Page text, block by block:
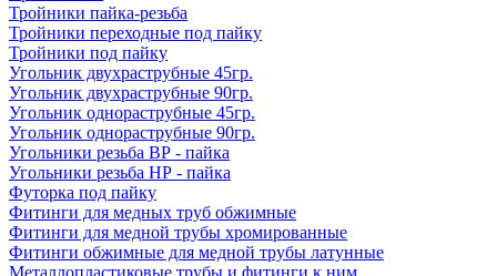
Тройники пайка-резьба
Тройники переходные под пайку
Тройники под пайку
Угольник двухраструбные 45гр.
Угольник двухраструбные 90гр.
Угольник однораструбные 45гр.
Угольник однораструбные 90гр.
Угольники резьба ВР - пайка
Угольники резьба НР - пайка
Футорка под пайку
Фитинги для медных труб обжимные
Фитинги для медной трубы хромированные
Фитинги обжимные для медной трубы латунные
Металлопластиковые трубы и фитинги к ним